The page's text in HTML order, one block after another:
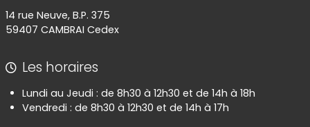
14 rue Neuve, B.P. 375
59407 CAMBRAI Cedex
Les horaires
Lundi au Jeudi : de 8h30 à 12h30 et de 14h à 18h
Vendredi : de 8h30 à 12h30 et de 14h à 17h